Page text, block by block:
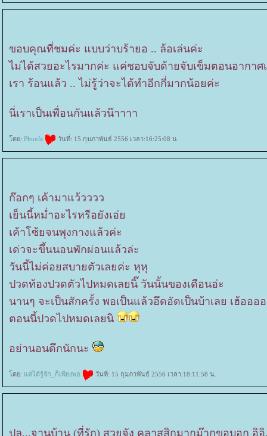
ขอบคุณที่ชมค่ะ แบบว่าบร้ายอ .. ล้อเล่นค่ะ
ไม่ได้สวยอะไรมากค่ะ แค่ชอบจับด้ายจับเข็มตอนอากา
เรา ร้อนแล้ว .. ไม่รู้ว่าจะได้ทำอีกกี่มากน้อยค่ะ
นี่เราเป็นเพื่อนกันแล้วน๊าาาา
ดย: PhueJa วันที่: 15 กุมภาพันธ์ 2556 เวลา:16:25:08 น.
ก๊อกๆ เค้ามาแว้วววว
เย็นนี้หม่ำอะไรหรือยังเอ่
เค้าโซ้ยจนพุงกางแล้วค่ะ
เด่วจะขึ้นนอนพักผ่อนแล้วล่ะ
วันนี้ไม่ค่อยสบายตัวเลยค่ะ หุหุ
ปวดท้องปวดตัวไปหมดเลยนิ๊ วันนั้นของเดือนอ่ะ
นานๆ จะเป็นสักครั้ง พอเป็นแล้วอึดอัดเป็นบ้าเลย เฮ้ออออ
ตอนนี้ปวดไปหมดเลยนิ
อย่านอนดึกนักนะ
ดย: ค่ได้รู้จัก_ก็เพียงพอ วันที่: 15 กุมภาพันธ์ 2556 เวลา:18:11:58 น.
ปล...จานบ้าน (ที่รัก) สวยจัง คลาสสิกมากม๊ากขอบอก อิอิ